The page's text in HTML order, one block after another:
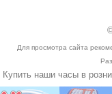
Для просмотра сайта
Купить наши часы в